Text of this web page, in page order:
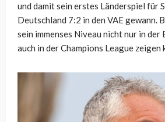
und damit sein erstes Länderspiel für
Deutschland 7:2 in den VAE gewann.
sein immenses Niveau nicht nur in der
auch in der Champions League zeigen